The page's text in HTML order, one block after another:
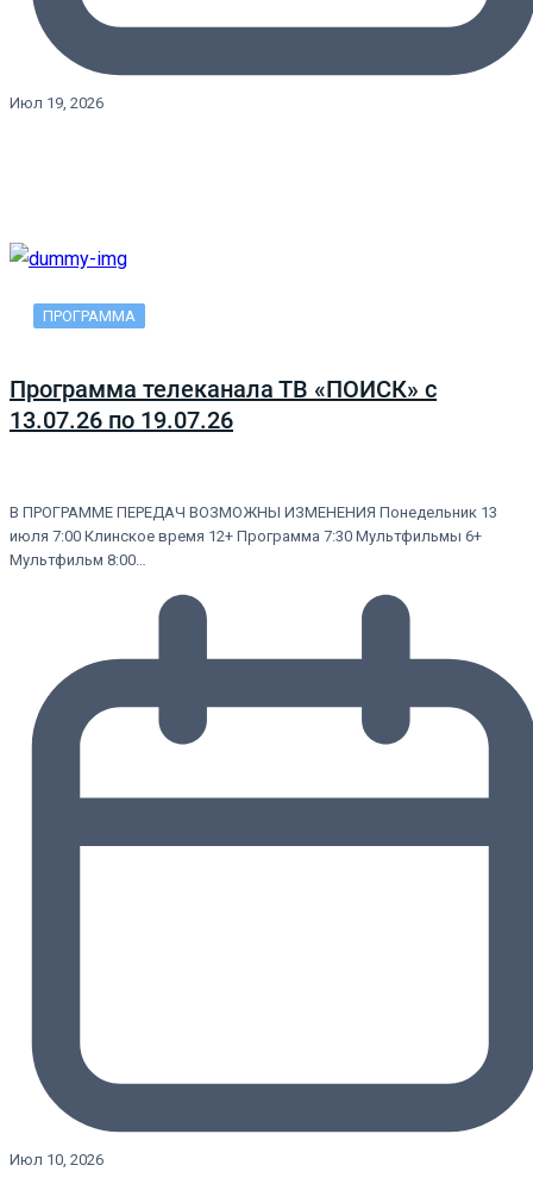
Июл 19, 2026
ПРОГРАММА
Программа телеканала ТВ «ПОИСК» с
13.07.26 по 19.07.26
В ПРОГРАММЕ ПЕРЕДАЧ ВОЗМОЖНЫ ИЗМЕНЕНИЯ Понедельник 13
июля 7:00 Клинское время 12+ Программа 7:30 Мультфильмы 6+
Мультфильм 8:00…
Июл 10, 2026